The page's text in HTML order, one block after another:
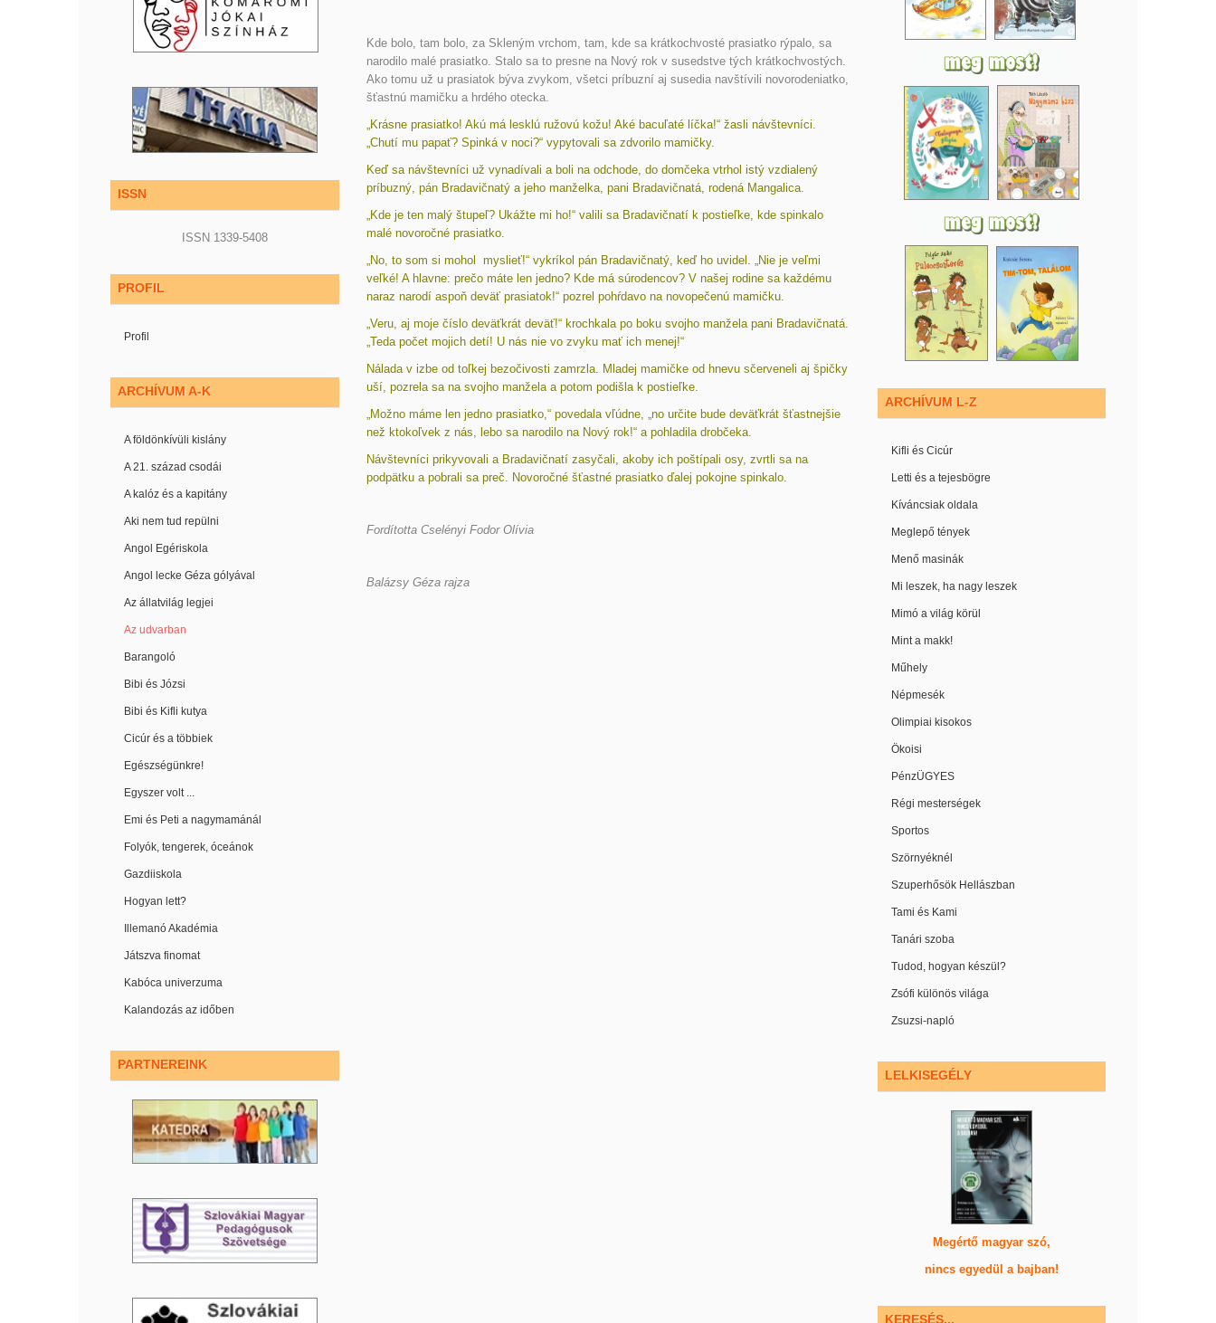
Kde bolo, tam bolo, za Skleným vrchom, tam, kde sa krátkochvosté prasiatko rýpalo, sa
narodilo malé prasiatko. Stalo sa to presne na Nový rok v susedstve tých krátkochvostých.
Ako tomu už u prasiatok býva zvykom, všetci príbuzní aj susedia navštívili novorodeniatko,
šťastnú mamičku a hrdého otecka.
„Krásne prasiatko! Akú má lesklú ružovú kožu! Aké bacuľaté líčka!“ žasli návštevníci.
„Chutí mu papať? Spinká v noci?“ vypytovali sa zdvorilo mamičky.
Keď sa návštevníci už vynadívali a boli na odchode, do domčeka vtrhol istý vzdialený
príbuzný, pán Bradavičnatý a jeho manželka, pani Bradavičnatá, rodená Mangalica.
„Kde je ten malý štupeľ? Ukážte mi ho!“ valili sa Bradavičnatí k postieľke, kde spinkalo
malé novoročné prasiatko.
„No, to som si mohol myslieť!“ vykríkol pán Bradavičnatý, keď ho uvidel. „Nie je veľmi
veľké! A hlavne: prečo máte len jedno? Kde má súrodencov? V našej rodine sa každému
naraz narodí aspoň deväť prasiatok!“ pozrel pohŕdavo na novopečenú mamičku.
„Veru, aj moje číslo deväťkrát deväť!“ krochkala po boku svojho manžela pani Bradavičnatá.
„Teda počet mojich detí! U nás nie vo zvyku mať ich menej!“
Nálada v izbe od toľkej bezočivosti zamrzla. Mladej mamičke od hnevu sčerveneli aj špičky
uší, pozrela sa na svojho manžela a potom podišla k postieľke.
„Možno máme len jedno prasiatko,“ povedala vľúdne, „no určite bude deväťkrát šťastnejšie
než ktokoľvek z nás, lebo sa narodilo na Nový rok!“ a pohladila drobčeka.
Návštevníci prikyvovali a Bradavičnatí zasyčali, akoby ich poštípali osy, zvrtli sa na
podpätku a pobrali sa preč. Novoročné šťastné prasiatko ďalej pokojne spinkalo.
Fordította Cselényi Fodor Olívia
Balázsy Géza rajza
ISSN
ISSN 1339-5408
PROFIL
Profil
ARCHÍVUM A-K
A földönkívüli kislány
A 21. század csodái
A kalóz és a kapitány
Aki nem tud repülni
Angol Egériskola
Angol lecke Géza gólyával
Az állatvilág legjei
Az udvarban
Barangoló
Bibi és Józsi
Bibi és Kifli kutya
Cicúr és a többiek
Egészségünkre!
Egyszer volt ...
Emi és Peti a nagymamánál
Folyók, tengerek, óceánok
Gazdiiskola
Hogyan lett?
Illemanó Akadémia
Játszva finomat
Kabóca univerzuma
Kalandozás az időben
PARTNEREINK
ARCHÍVUM L-Z
Kifli és Cicúr
Letti és a tejesbögre
Kíváncsiak oldala
Meglepő tények
Menő masinák
Mi leszek, ha nagy leszek
Mimó a világ körül
Mint a makk!
Műhely
Népmesék
Olimpiai kisokos
Ökoisi
PénzÜGYES
Régi mesterségek
Sportos
Szörnyéknél
Szuperhősök Hellászban
Tami és Kami
Tanári szoba
Tudod, hogyan készül?
Zsófi különös világa
Zsuzsi-napló
LELKISEGÉLY
Megértő magyar szó,
nincs egyedül a bajban!
KERESÉS...